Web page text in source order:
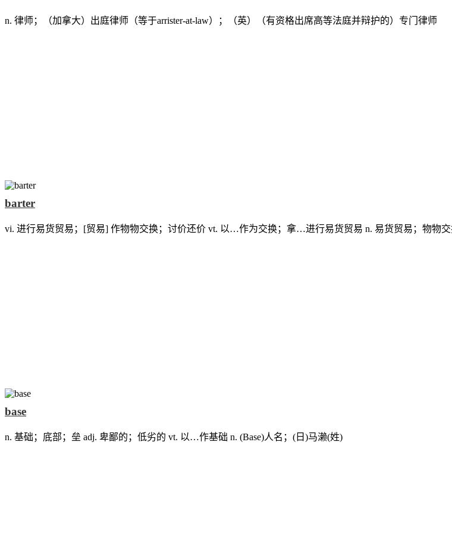
n. 律师；（加拿大）出庭律师（等于arrister-at-law）；（英）（有资格出席高等法庭并辩护的）专门律师
barter
vi. 进行易货贸易；[贸易] 作物物交换；讨价还价 vt. 以…作为交换；拿…进行易货贸易 n. 易货贸易；物物交
base
n. 基础；底部；垒 adj. 卑鄙的；低劣的 vt. 以…作基础 n. (Base)人名；(日)马濑(姓)